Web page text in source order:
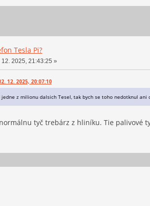
Tesla Pi?
12. 2025, 21:43:25 »
12. 2025, 20:07:10
z milionu dalsich Tesel, tak bych se toho nedotknul
tyč trebárz z hliníku. Tie palivové